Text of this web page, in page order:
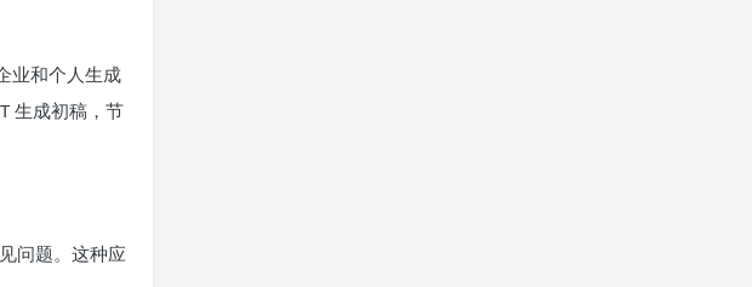
业和个人生成
生成初稿，节
问题。这种应